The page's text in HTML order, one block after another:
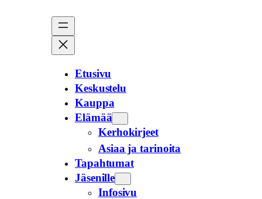
Etusivu
Keskustelu
Kauppa
Elämää
Kerhokirjeet
Asiaa ja tarinoita
Tapahtumat
Jäsenille
Infosivu